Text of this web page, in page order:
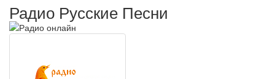
Радио Русские Песни